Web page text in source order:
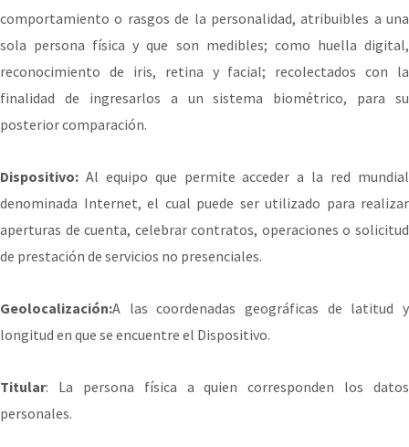
comportamiento o rasgos de la personalidad, atribuibles a una
sola persona física y que son medibles; como huella digital,
reconocimiento de iris, retina y facial; recolectados con la
finalidad de ingresarlos a un sistema biométrico, para su
posterior comparación.
Dispositivo: Al equipo que permite acceder a la red mundial
denominada Internet, el cual puede ser utilizado para realizar
aperturas de cuenta, celebrar contratos, operaciones o solicitud
de prestación de servicios no presenciales.
Geolocalización:A las coordenadas geográficas de latitud y
longitud en que se encuentre el Dispositivo.
Titular: La persona física a quien corresponden los datos
personales.